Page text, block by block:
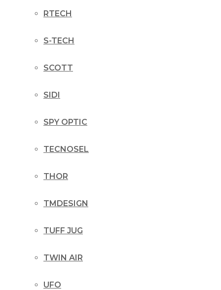
RTECH
S-TECH
SCOTT
SIDI
SPY OPTIC
TECNOSEL
THOR
TMDESIGN
TUFF JUG
TWIN AIR
UFO